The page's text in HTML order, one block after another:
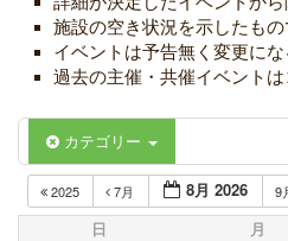
施設の空き状況を示したもの
イベントは予告無く変更にな
過去の主催・共催イベントは
カテゴリー
2025 7月 8月 2026 9
日 月